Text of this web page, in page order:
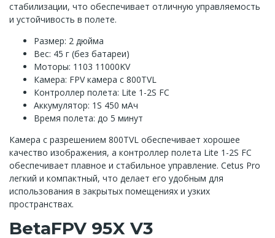
стабилизации, что обеспечивает отличную управляемость
и устойчивость в полете.
Размер: 2 дюйма
Вес: 45 г (без батареи)
Моторы: 1103 11000KV
Камера: FPV камера с 800TVL
Контроллер полета: Lite 1-2S FC
Аккумулятор: 1S 450 мАч
Время полета: до 5 минут
Камера с разрешением 800TVL обеспечивает хорошее
качество изображения, а контроллер полета Lite 1-2S FC
обеспечивает плавное и стабильное управление. Cetus Pro
легкий и компактный, что делает его удобным для
использования в закрытых помещениях и узких
пространствах.
BetaFPV 95X V3